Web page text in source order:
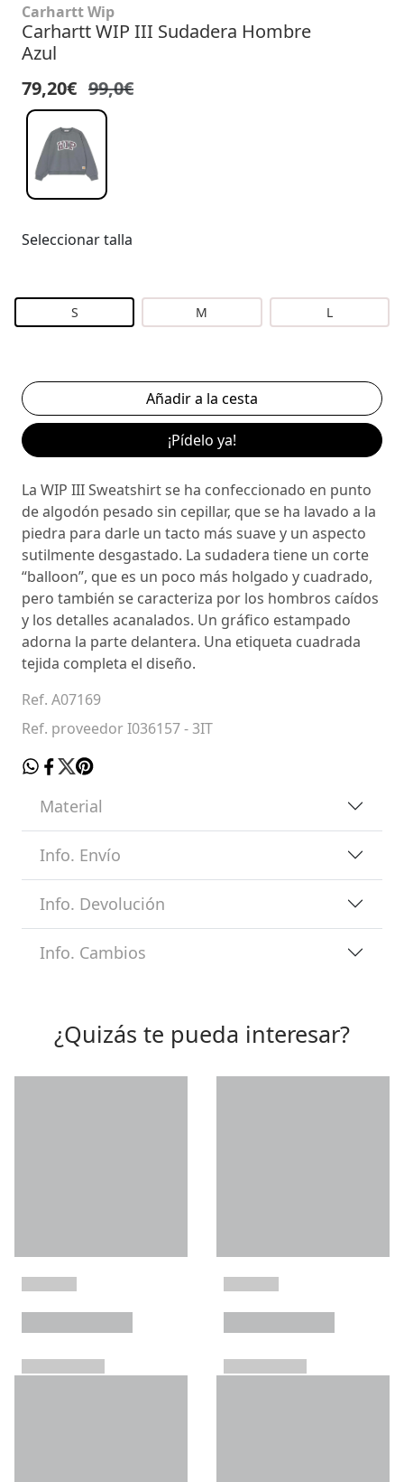
Carhartt Wip
Carhartt WIP III Sudadera Hombre
Azul
79,20€ 99,0€
Seleccionar talla
S M L
¡Pídelo ya!
La WIP III Sweatshirt se ha confeccionado en punto
de algodón pesado sin cepillar, que se ha lavado a la
piedra para darle un tacto más suave y un aspecto
sutilmente desgastado. La sudadera tiene un corte
“balloon”, que es un poco más holgado y cuadrado,
pero también se caracteriza por los hombros caídos
y los detalles acanalados. Un gráfico estampado
adorna la parte delantera. Una etiqueta cuadrada
tejida completa el diseño.
Ref. A07169
Ref. proveedor I036157 - 3IT
Material
Info. Envío
Info. Devolución
Info. Cambios
¿Quizás te pueda interesar?